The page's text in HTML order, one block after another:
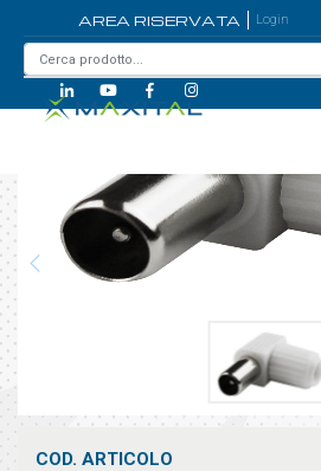
AREA RISERVATA Login
FSTW
COD. ARTICOLO